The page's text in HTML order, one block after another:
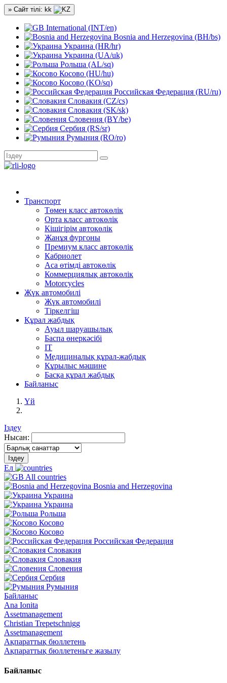
» Сайт тілі: kk
International (INT/en)
Bosnia and Herzegovina (BH/bs)
Украина (HR/hr)
Украина (UA/uk)
Рольша (AL/sq)
Косово (HU/hu)
Косово (KO/sq)
Российская Федерация (RU/ru)
Словакия (CZ/cs)
Словакия (SK/sk)
Словения (BY/be)
Сербия (RS/sr)
Румыния (RO/ro)
Транспорт
Төмен класс автокөлік
Орта класс автокөлік
Кішігірім автокөлік
Жанұя фургоны
Премиум класс автокөлік
Кабриолет
Аса өтімді автокөлік
Коммерциялық автокөлік
Motorcycles
Жүк автомобилі
Жүк автомобилі
Тіркелгіш
Құрал жабдық
Ауыл шаруашылық
Баспа өнеркәсібі
IT
Медициналық құрал-жабдық
Кұрылыс мәшине
Басқа құрал жабдық
Байланыс
Үй
Іздеу
Нысан:
Іздеу
Ел
All countries
Bosnia and Herzegovina
Украина
Украина
Рольша
Косово
Косово
Российская Федерация
Словакия
Словакия
Словения
Сербия
Румыния
Байланыс
Ana Ionita
Assetmanagement
Christian Trepetschnigg
Assetmanagement
Ақпараттық бюллетень
Ақпараттық бюллетеньге жазылу
Байланыс